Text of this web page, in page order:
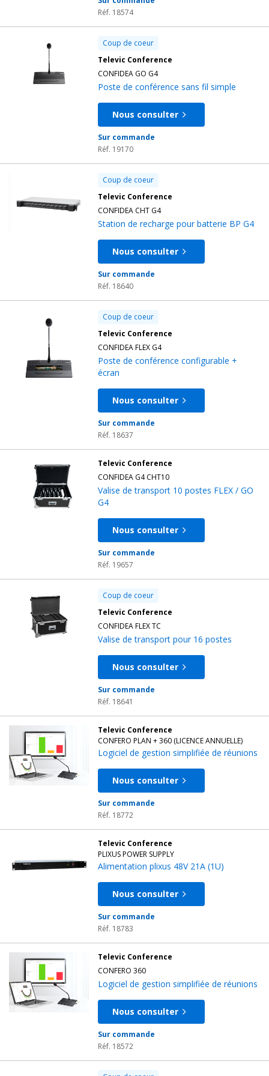
Confidea Flex G4(mais aussi dans sa version
filaire) :la possibilité de permettre le vote des
participants qui suivent les débats en distanciel !
Réf. 18574
Coup de coeur
Televic Conference
CONFIDEA GO G4
Poste de conférence sans fil simple
Nous consulter
Sur commande
Réf. 19170
Coup de coeur
Televic Conference
CONFIDEA CHT G4
Station de recharge pour batterie BP G4
Nous consulter
Sur commande
Réf. 18640
Coup de coeur
Televic Conference
CONFIDEA FLEX G4
Poste de conférence configurable +
écran
Nous consulter
Sur commande
Réf. 18637
Televic Conference
CONFIDEA G4 CHT10
Valise de transport 10 postes FLEX / GO
G4
Nous consulter
Sur commande
Réf. 19657
Coup de coeur
Televic Conference
CONFIDEA FLEX TC
Valise de transport pour 16 postes
Nous consulter
Sur commande
Réf. 18641
Televic Conference
CONFERO PLAN + 360 (LICENCE ANNUELLE)
Logiciel de gestion simplifiée de réunions
Nous consulter
Sur commande
Réf. 18772
Televic Conference
PLIXUS POWER SUPPLY
Alimentation plixus 48V 21A (1U)
Nous consulter
Sur commande
Réf. 18783
Televic Conference
CONFERO 360
Logiciel de gestion simplifiée de réunions
Nous consulter
Sur commande
Réf. 18572